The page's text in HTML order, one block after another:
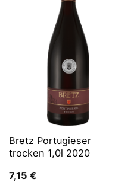
Bretz Portugieser
trocken 1,0l 2020
7,15 €